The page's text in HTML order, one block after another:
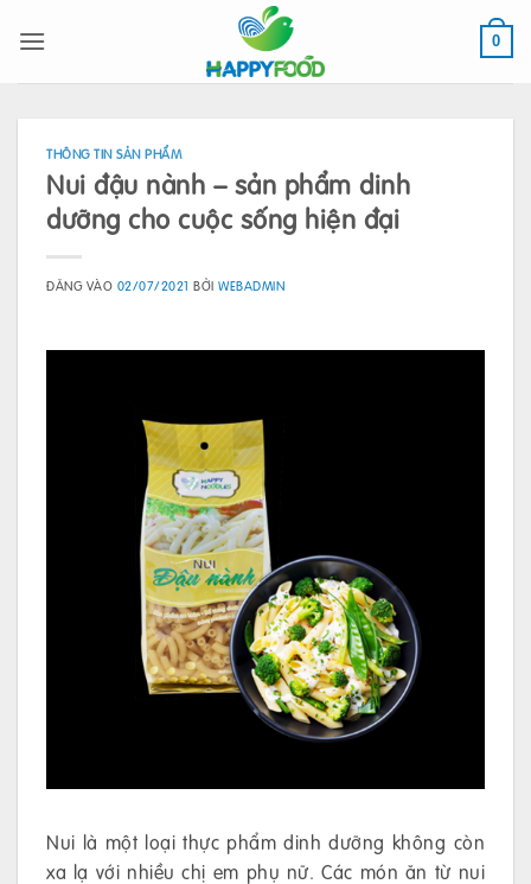
qua
0
THÔNG TIN SẢN PHẨM
Nui đậu nành – sản phẩm dinh
dưỡng cho cuộc sống hiện đại
ĐĂNG VÀO 02/07/2021 BỞIWEBADMIN
Nui là một loại thực phẩm dinh dưỡng không còn
xa lạ với nhiều chị em phụ nữ. Các món ăn từ nui